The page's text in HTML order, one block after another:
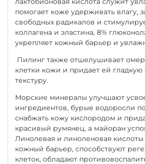
помогает коже удерживать влагу,
свободных радикалов и
коллагена и эластина, 8%
укрепляет кожный барьер и
Пилинг также отшелушивает
клетки кожи и придает ей
текстуру.
Морские минералы улучшают
ингредиентов, бурые водоросли
снабжать кожу кислородом и
красивый румянец, а майоран
Линолевая и линоленовая
кожный барьер, способствуют
клеток, обладают